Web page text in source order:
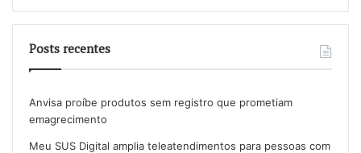
Posts recentes
Anvisa proíbe produtos sem registro que prometiam
emagrecimento
Meu SUS Digital amplia teleatendimentos para pessoas com